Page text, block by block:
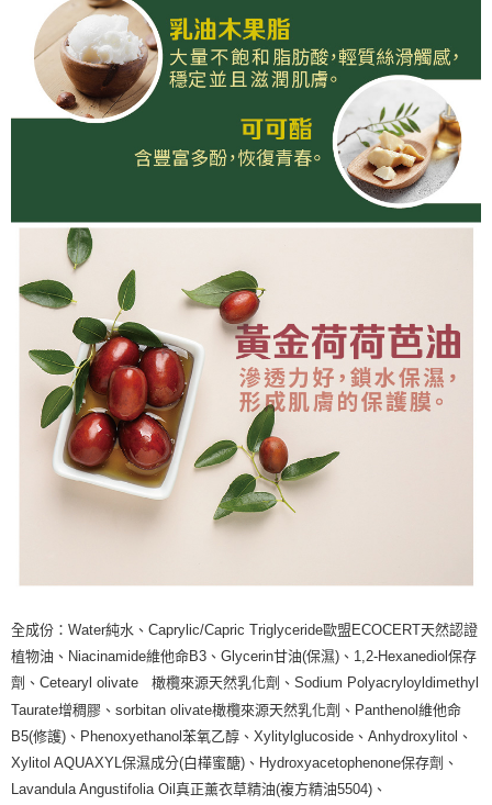
全成份：Water純水、Caprylic/Capric Triglyceride歐盟ECOCERT天然認證
植物油、Niacinamide維他命B3、Glycerin甘油(保濕)、1,2-Hexanediol保存
劑、Cetearyl olivate
橄欖來源天然乳化劑、Sodium Polyacryloyldimethyl
Taurate增稠膠、sorbitan olivate橄欖來源天然乳化劑、Panthenol維他命
B5(修護)、Phenoxyethanol苯氧乙醇、Xylitylglucoside、Anhydroxylitol、
Xylitol AQUAXYL保濕成分(白樺蜜醣)、Hydroxyacetophenone保存劑、
Lavandula Angustifolia Oil真正薰衣草精油(複方精油5504)、